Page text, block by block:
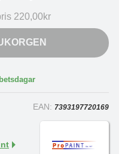
220,00kr
EAN: 7393197720169